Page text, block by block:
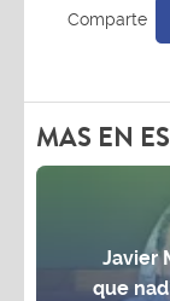
MAS EN
Javier
que